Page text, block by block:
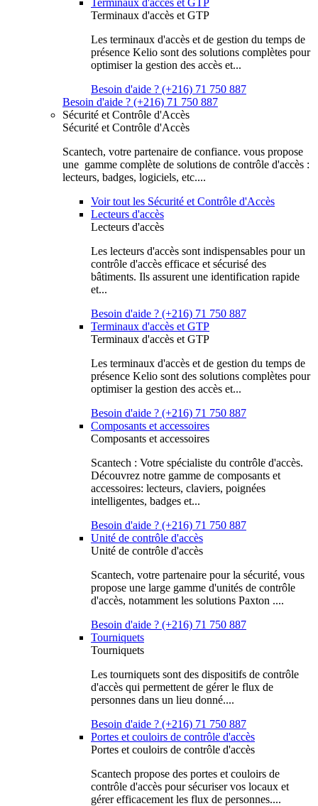
Terminaux d'accès et GTP
Terminaux d'accès et GTP
Les terminaux d'accès et de gestion du temps de
présence Kelio sont des solutions complètes pour
optimiser la gestion des accès et...
Besoin d'aide ? (+216) 71 750 887
Besoin d'aide ? (+216) 71 750 887
Sécurité et Contrôle d'Accès
Sécurité et Contrôle d'Accès
Scantech, votre partenaire de confiance. vous propose
une gamme complète de solutions de contrôle d'accès :
lecteurs, badges, logiciels, etc....
Voir tout les Sécurité et Contrôle d'Accès
Lecteurs d'accès
Lecteurs d'accès
Les lecteurs d'accès sont indispensables pour un
contrôle d'accès efficace et sécurisé des
bâtiments. Ils assurent une identification rapide
et...
Besoin d'aide ? (+216) 71 750 887
Terminaux d'accès et GTP
Terminaux d'accès et GTP
Les terminaux d'accès et de gestion du temps de
présence Kelio sont des solutions complètes pour
optimiser la gestion des accès et...
Besoin d'aide ? (+216) 71 750 887
Composants et accessoires
Composants et accessoires
Scantech : Votre spécialiste du contrôle d'accès.
Découvrez notre gamme de composants et
accessoires: lecteurs, claviers, poignées
intelligentes, badges et...
Besoin d'aide ? (+216) 71 750 887
Unité de contrôle d'accès
Unité de contrôle d'accès
Scantech, votre partenaire pour la sécurité, vous
propose une large gamme d'unités de contrôle
d'accès, notamment les solutions Paxton ....
Besoin d'aide ? (+216) 71 750 887
Tourniquets
Tourniquets
Les tourniquets sont des dispositifs de contrôle
d'accès qui permettent de gérer le flux de
personnes dans un lieu donné....
Besoin d'aide ? (+216) 71 750 887
Portes et couloirs de contrôle d'accès
Portes et couloirs de contrôle d'accès
Scantech propose des portes et couloirs de
contrôle d'accès pour sécuriser vos locaux et
gérer efficacement les flux de personnes....